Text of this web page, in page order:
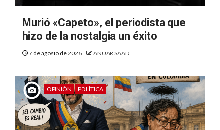
Murió «Capeto», el periodista que
hizo de la nostalgia un éxito
7 de agosto de 2026 ANUAR SAAD
OPINIÓN POLÍTICA